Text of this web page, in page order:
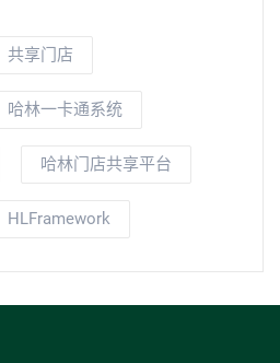
共享门店
哈林一卡通系统
哈林门店共享平台
HLFramework